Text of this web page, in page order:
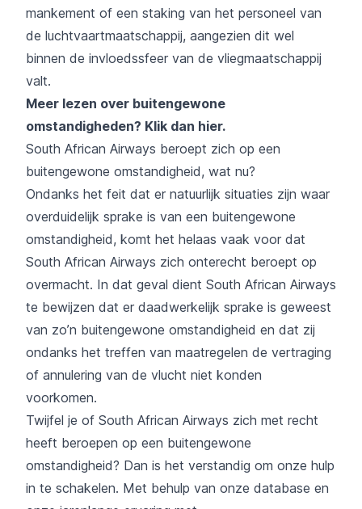
mankement of een staking van het personeel van
de luchtvaartmaatschappij, aangezien dit wel
binnen de invloedssfeer van de vliegmaatschappij
valt.
Meer lezen over buitengewone
omstandigheden? Klik dan hier.
South African Airways beroept zich op een
buitengewone omstandigheid, wat nu?
Ondanks het feit dat er natuurlijk situaties zijn waar
overduidelijk sprake is van een buitengewone
omstandigheid, komt het helaas vaak voor dat
South African Airways zich onterecht beroept op
overmacht. In dat geval dient South African Airways
te bewijzen dat er daadwerkelijk sprake is geweest
van zo’n buitengewone omstandigheid en dat zij
ondanks het treffen van maatregelen de vertraging
of annulering van de vlucht niet konden
voorkomen.
Twijfel je of South African Airways zich met recht
heeft beroepen op een buitengewone
omstandigheid? Dan is het verstandig om onze hulp
in te schakelen. Met behulp van onze database en